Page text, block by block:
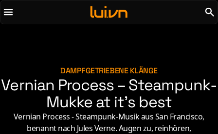
To main content
To menu
Code
Concrete & Steel
Curiosity & Science
Digital Life
Music
Nerdom & Games
Personal Lore
Politics & Ideology
DAMPFGETRIEBENE KLÄNGE
Vernian Process – Steampunk-
Mukke at it’s best
Vernian Process - Steampunk-Musik aus San Francisco,
benannt nach Jules Verne. Augen zu, reinhören,